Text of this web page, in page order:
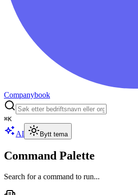
Companybook
⌘K
AI Bytt tema
Command Palette
Search for a command to run...